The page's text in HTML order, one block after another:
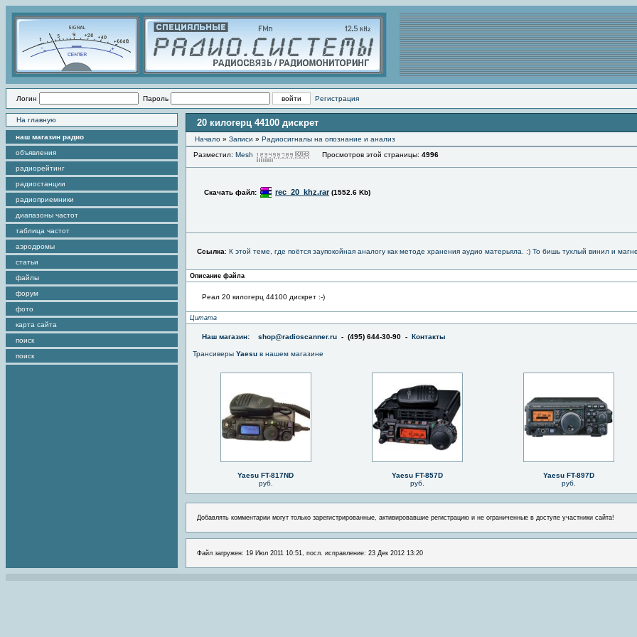
Логин Пароль Регистрация
На главную
наш магазин радио
объявления
радиорейтинг
радиостанции
радиоприемники
диапазоны частот
таблица частот
аэродромы
статьи
файлы
форум
фото
карта сайта
поиск
поиск
20 килогерц 44100 дискрет
Начало » Записи » Радиоcигналы на опознание и анализ
Разместил: Mesh Просмотров этой страницы: 4996
Скачать файл: rec_20_khz.rar (1552.6 Kb)
Ссылка: К этой теме, где поётся заупокойная аналогу как методе хранения аудио матерьяла. :) То бишь тухлый винил и
Описание файла
Реал 20 килогерц 44100 дискрет :-)
Цитата
Наш магазин: shop@radioscanner.ru - (495) 644-30-90 - Контакты
Трансиверы Yaesu в нашем магазине
Yaesu FT-817ND
руб.
Yaesu FT-857D
руб.
Yaesu FT-897D
руб.
Добавлять комментарии могут только зарегистрированные, активировавшие регистрацию и не ограниченные в доступе участники сайта!
Файл загружен: 19 Июл 2011 10:51, посл. исправление: 23 Дек 2012 13:20